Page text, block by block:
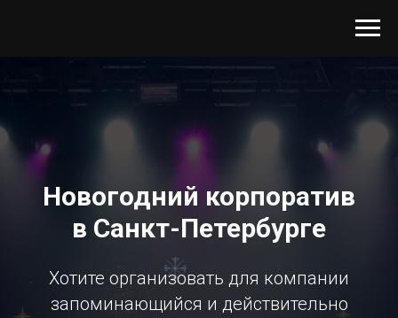
Новогодний корпоратив
в Санкт-Петербурге
Хотите организовать для компании
запоминающийся и действительно